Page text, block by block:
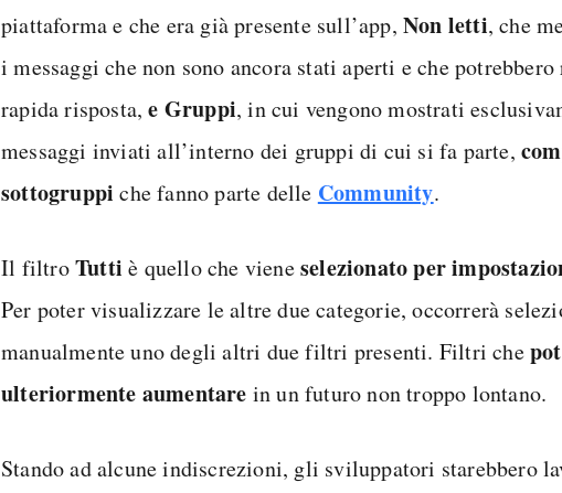
piattaforma e che era già presente sull’app,Non letti, che
i messaggi che non sono ancora stati aperti e che
rapida risposta,e Gruppi, in cui vengono mostrati
messaggi inviati all’interno dei gruppi di cui si fa parte,
sottogruppi che fanno parte delle Community.
Il filtroTutti è quello che vieneselezionato per
Per poter visualizzare le altre due categorie, occorrerà
manualmente uno degli altri due filtri presenti. Filtri che
ulteriormente aumentare in un futuro non troppo lontano.
Stando ad alcune indiscrezioni, gli sviluppatori starebbero